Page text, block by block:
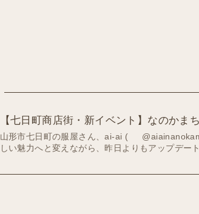
【七日町商店街・新イベント】なのかま
山形市七日町の服屋さん、ai-ai (
しい魅力へと変えながら、昨日よりもアップデ